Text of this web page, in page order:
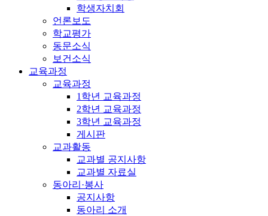
학생자치회
언론보도
학교평가
동문소식
보건소식
교육과정
교육과정
1학년 교육과정
2학년 교육과정
3학년 교육과정
게시판
교과활동
교과별 공지사항
교과별 자료실
동아리·봉사
공지사항
동아리 소개